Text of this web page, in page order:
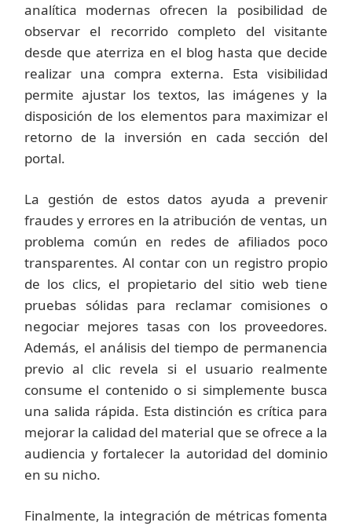
analítica modernas ofrecen la posibilidad de
observar el recorrido completo del visitante
desde que aterriza en el blog hasta que decide
realizar una compra externa. Esta visibilidad
permite ajustar los textos, las imágenes y la
disposición de los elementos para maximizar el
retorno de la inversión en cada sección del
portal.
La gestión de estos datos ayuda a prevenir
fraudes y errores en la atribución de ventas, un
problema común en redes de afiliados poco
transparentes. Al contar con un registro propio
de los clics, el propietario del sitio web tiene
pruebas sólidas para reclamar comisiones o
negociar mejores tasas con los proveedores.
Además, el análisis del tiempo de permanencia
previo al clic revela si el usuario realmente
consume el contenido o si simplemente busca
una salida rápida. Esta distinción es crítica para
mejorar la calidad del material que se ofrece a la
audiencia y fortalecer la autoridad del dominio
en su nicho.
Finalmente, la integración de métricas fomenta